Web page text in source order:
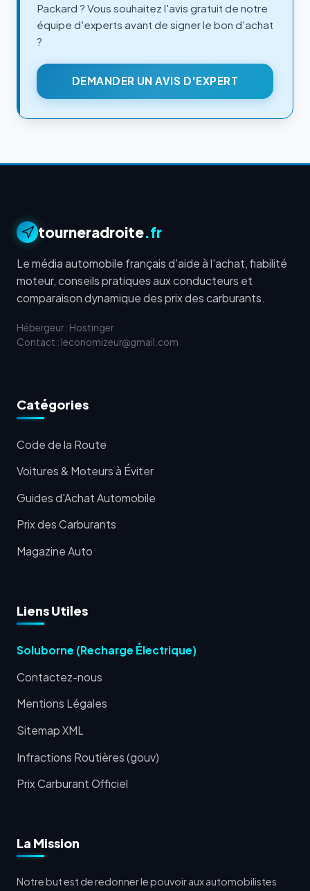
Packard ? Vous souhaitez l'avis gratuit de notre
équipe d'experts avant de signer le bon d'achat
?
DEMANDER UN AVIS D'EXPERT
tourneradroite.fr
Le média automobile français d'aide à l'achat, fiabilité
moteur, conseils pratiques aux conducteurs et
comparaison dynamique des prix des carburants.
Hébergeur : Hostinger
Contact : leconomizeur@gmail.com
Catégories
Code de la Route
Voitures & Moteurs à Éviter
Guides d'Achat Automobile
Prix des Carburants
Magazine Auto
Liens Utiles
Soluborne (Recharge Électrique)
Contactez-nous
Mentions Légales
Sitemap XML
Infractions Routières (gouv)
Prix Carburant Officiel
La Mission
Notre but est de redonner le pouvoir aux automobilistes